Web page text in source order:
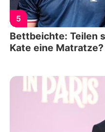
5
Bettbeichte: Teilen
Kate eine Matratze?